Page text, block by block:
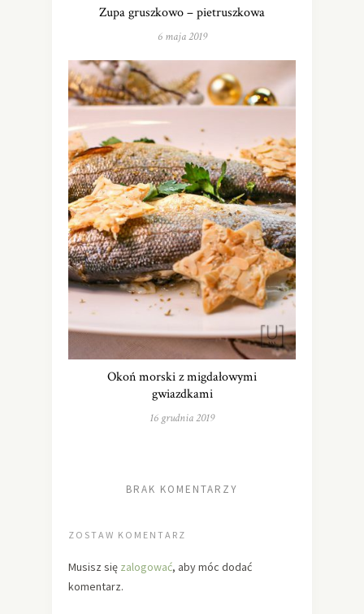
Zupa gruszkowo – pietruszkowa
6 maja 2019
Okoń morski z migdałowymi
gwiazdkami
16 grudnia 2019
BRAK KOMENTARZY
ZOSTAW KOMENTARZ
Musisz się zalogować, aby móc dodać
komentarz.